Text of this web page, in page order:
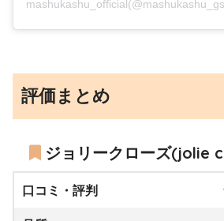
評価まとめ
ジョリークローズ(jolie
口コミ・評判